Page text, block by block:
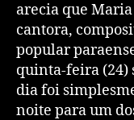
arecia que
cantora,
popular
quinta-feira (24)
dia foi
noite para um